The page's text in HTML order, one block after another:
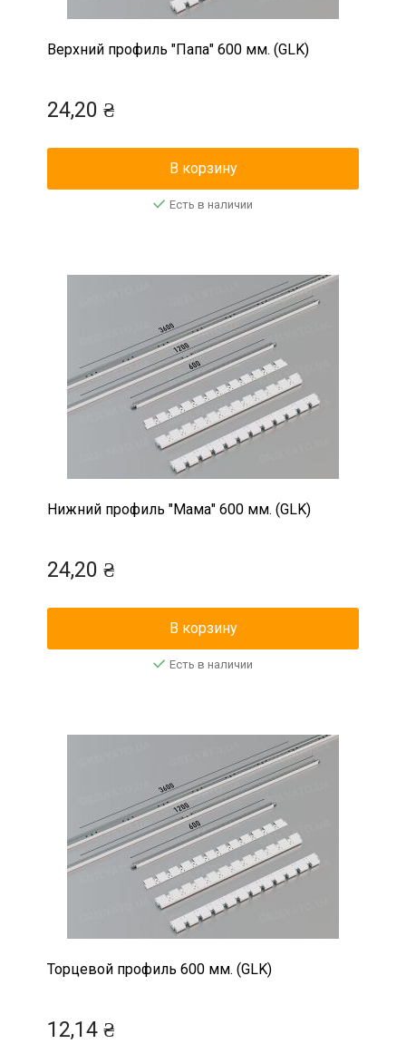
Верхний профиль "Папа" 600 мм. (GLK)
24,20 ₴
В корзину
Есть в наличии
Нижний профиль "Мама" 600 мм. (GLK)
24,20 ₴
В корзину
Есть в наличии
Торцевой профиль 600 мм. (GLK)
12,14 ₴